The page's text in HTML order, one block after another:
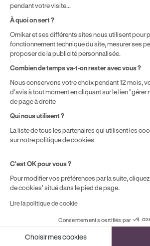
localisation géographique et du type de
achetez comme détaillé dans nos
Vente.
pendant votre visite...
À quoi on sert ?
Ornikar et ses différents sites nous utilisent pour
fonctionnement technique du site, mesurer ses
proposer de la publicité personnalisée.
Combien de temps va-t-on rester avec vous ?
Nous conservons votre choix pendant 12 mois,
d'avis à tout moment en cliquant sur le lien "gérer
de page à droite
Qui nous utilisent ?
La liste de tous les partenaires qui utilisent les
sur notre politique de cookies
C'est OK pour vous ?
Pour modifier vos préférences par la suite,
de cookies' situé dans le pied de page.
Lire la politique de cookie
Consentements certifiés par
Choisir mes cookies
Cookies